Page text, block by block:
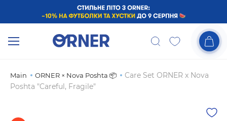
Main ORNER × Nova Poshta 📦
Care Set ORNER x Nova
Poshta "Careful, Fragile"